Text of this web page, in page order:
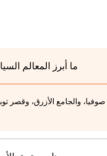
ما أبرز المعالم
صوفيا، والجامع الأزرق، وقصر